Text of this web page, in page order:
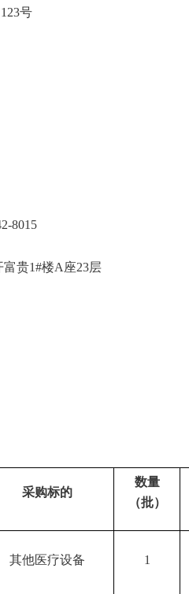
号
8015
贵1#楼A座23层
采购标的
数量
（批）
其他医疗设备 1